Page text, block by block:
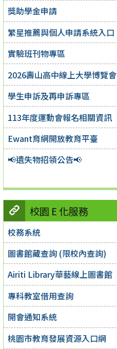
獎助學金申請
繁星推薦與個人申請系統入口
實驗班刊物專區
2026壽山高中線上大學博覽會
學生申訴及再申訴專區
113年度運動會報名相關資訊
Ewant育網開放教育平臺
📢遺失物招領公告📢
校園 E 化服務
校務系統
圖書館藏查詢 (限校內查詢)
Airiti Library華藝線上圖書館
專科教室借用查詢
開會通知系統
桃園市教育發展資源入口網